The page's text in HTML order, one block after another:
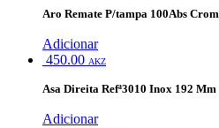
Aro Remate P/tampa 100Abs Crom
Adicionar
450.00 AKZ
Asa Direita Refª3010 Inox 192 Mm
Adicionar